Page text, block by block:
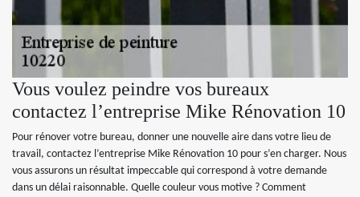
Vous voulez peindre vos bureaux
contactez l’entreprise Mike Rénovation 10
Pour rénover votre bureau, donner une nouvelle aire dans votre lieu de
travail, contactez l’entreprise Mike Rénovation 10 pour s’en charger. Nous
vous assurons un résultat impeccable qui correspond à votre demande
dans un délai raisonnable. Quelle couleur vous motive ? Comment